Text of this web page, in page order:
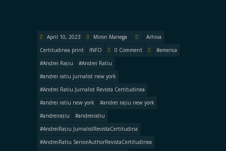
April 10, 2023 Miron Manega
Arhiva
Certitudinea print
INFO 0 Comment
#america
#Andrei Rațiu
#Andrei Ratiu
#andrei ratiu jurnalist new york
#Andrei Ratiu Jurnalist Revista Certitudinea
#andrei ratiu new york
#andrei rațiu new york
#andreirațiu
#andreiratiu
#AndreiRațiu JurnalistRevistaCertitudina
#AndreiRatiu SeniorAuthorRevistaCertitudinea